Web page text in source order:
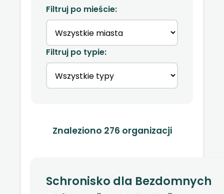
Filtruj po mieście:
Filtruj po typie:
Znaleziono 276 organizacji
Schronisko dla Bezdomnych